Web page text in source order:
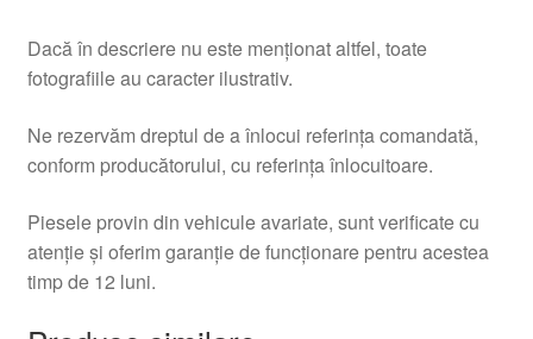
Dacă în descriere nu este menționat altfel, toate
fotografiile au caracter ilustrativ.
Ne rezervăm dreptul de a înlocui referința comandată,
conform producătorului, cu referința înlocuitoare.
Piesele provin din vehicule avariate, sunt verificate cu
atenție și oferim garanție de funcționare pentru acestea
timp de 12 luni.